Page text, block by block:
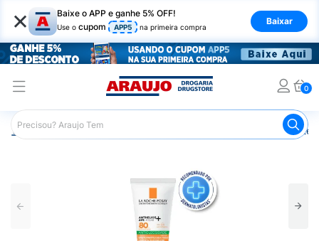
× Baixe o APP e ganhe 5% OFF!
Use o cupom APP5 na primeira compra
Baixar
0
Araujo Dermocosméticos